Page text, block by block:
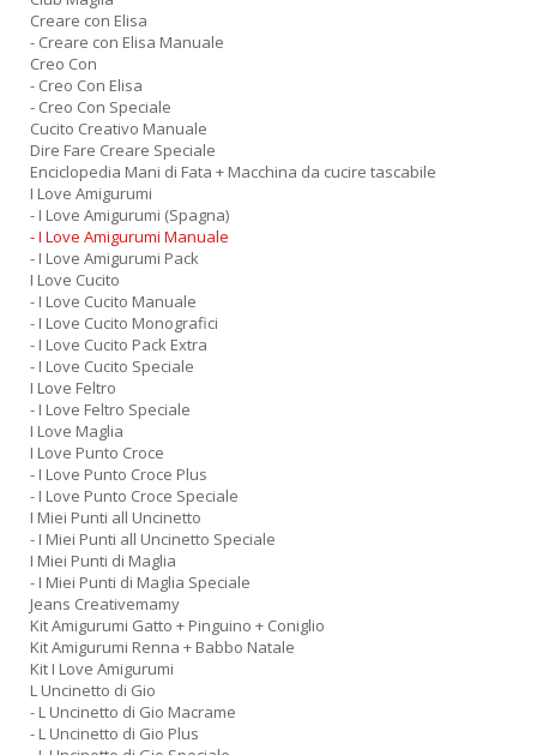
Creare con Elisa
- Creare con Elisa Manuale
Creo Con
- Creo Con Elisa
- Creo Con Speciale
Cucito Creativo Manuale
Dire Fare Creare Speciale
Enciclopedia Mani di Fata + Macchina da cucire tascabile
I Love Amigurumi
- I Love Amigurumi (Spagna)
- I Love Amigurumi Manuale
- I Love Amigurumi Pack
I Love Cucito
- I Love Cucito Manuale
- I Love Cucito Monografici
- I Love Cucito Pack Extra
- I Love Cucito Speciale
I Love Feltro
- I Love Feltro Speciale
I Love Maglia
I Love Punto Croce
- I Love Punto Croce Plus
- I Love Punto Croce Speciale
I Miei Punti all Uncinetto
- I Miei Punti all Uncinetto Speciale
I Miei Punti di Maglia
- I Miei Punti di Maglia Speciale
Jeans Creativemamy
Kit Amigurumi Gatto + Pinguino + Coniglio
Kit Amigurumi Renna + Babbo Natale
Kit I Love Amigurumi
L Uncinetto di Gio
- L Uncinetto di Gio Macrame
- L Uncinetto di Gio Plus